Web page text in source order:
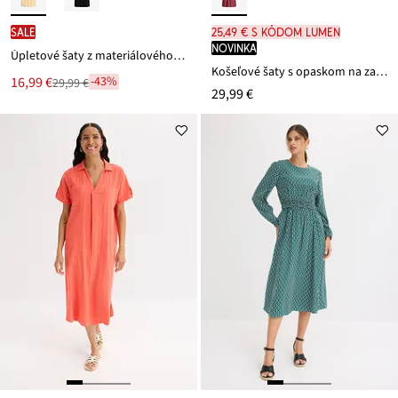
SALE
Úpletové šaty z materiálového mixu
Nová
cena
je
16,99 €
Zľava 29,99 €-43%
25,49 € s kódom LUMEN
novinka
Košeľové šaty s opaskom na zaviazanie
29,99 €